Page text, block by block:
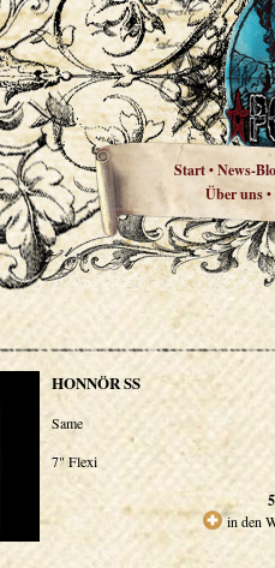
Start•News-
Über uns•
HONNÖR SS
Same
7" Flexi
in den